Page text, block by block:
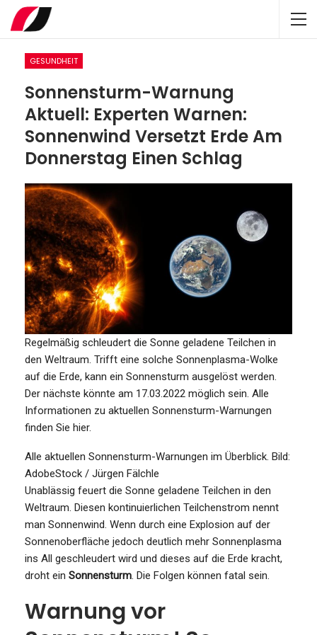
GESUNDHEIT
Sonnensturm-Warnung
Aktuell: Experten Warnen:
Sonnenwind Versetzt Erde Am
Donnerstag Einen Schlag
Regelmäßig schleudert die Sonne geladene Teilchen in
den Weltraum. Trifft eine solche Sonnenplasma-Wolke
auf die Erde, kann ein Sonnensturm ausgelöst werden.
Der nächste könnte am 17.03.2022 möglich sein. Alle
Informationen zu aktuellen Sonnensturm-Warnungen
finden Sie hier.
Alle aktuellen Sonnensturm-Warnungen im Überblick. Bild:
AdobeStock / Jürgen Fälchle
Unablässig feuert die Sonne geladene Teilchen in den
Weltraum. Diesen kontinuierlichen Teilchenstrom nennt
man Sonnenwind. Wenn durch eine Explosion auf der
Sonnenoberfläche jedoch deutlich mehr Sonnenplasma
ins All geschleudert wird und dieses auf die Erde kracht,
droht ein Sonnensturm. Die Folgen können fatal sein.
Warnung vor